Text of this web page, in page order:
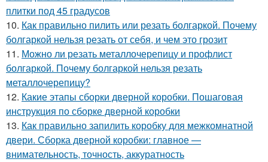
плитки под 45 градусов
10. Как правильно пилить или резать болгаркой. Почему
болгаркой нельзя резать от себя, и чем это грозит
11. Можно ли резать металлочерепицу и профлист
болгаркой. Почему болгаркой нельзя резать
металлочерепицу?
12. Какие этапы сборки дверной коробки. Пошаговая
инструкция по сборке дверной коробки
13. Как правильно запилить коробку для межкомнатной
двери. Сборка дверной коробки: главное —
внимательность, точность, аккуратность